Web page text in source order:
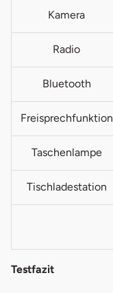
Kamera
Radio
Bluetooth
Freisprechfunktion
Taschenlampe
Tischladestation
Testfazit